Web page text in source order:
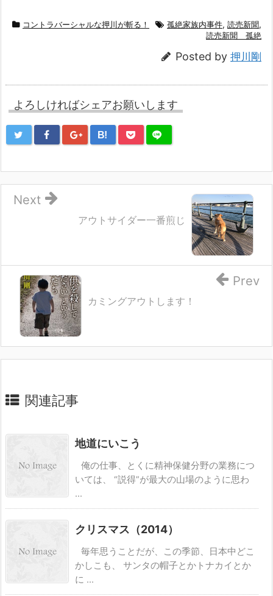
コントラバーシャルな押川が斬る！ 孤絶家族内事件, 読売新聞,
読売新聞 孤絶
Posted by 押川剛
よろしければシェアお願いします
B!
アウトサイダー一番煎じ
Next
カミングアウトします！
Prev
関連記事
地道にいこう
俺の仕事、とくに精神保健分野の業務につ
いては、 “説得”が最大の山場のように思わ
...
クリスマス（2014）
毎年思うことだが、この季節、日本中どこ
かしこも、 サンタの帽子とかトナカイとか
に ...